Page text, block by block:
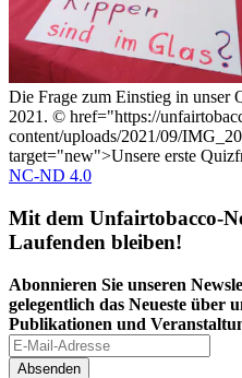
Die Frage zum Einstieg in unser
2021. © href="https://
content/uploads/2021/09/
target="new">Unsere erste
NC-ND 4.0
Mit dem Unfairtobacco-
Laufenden bleiben!
Abonnieren Sie unseren
gelegentlich das Neueste über
Publikationen und